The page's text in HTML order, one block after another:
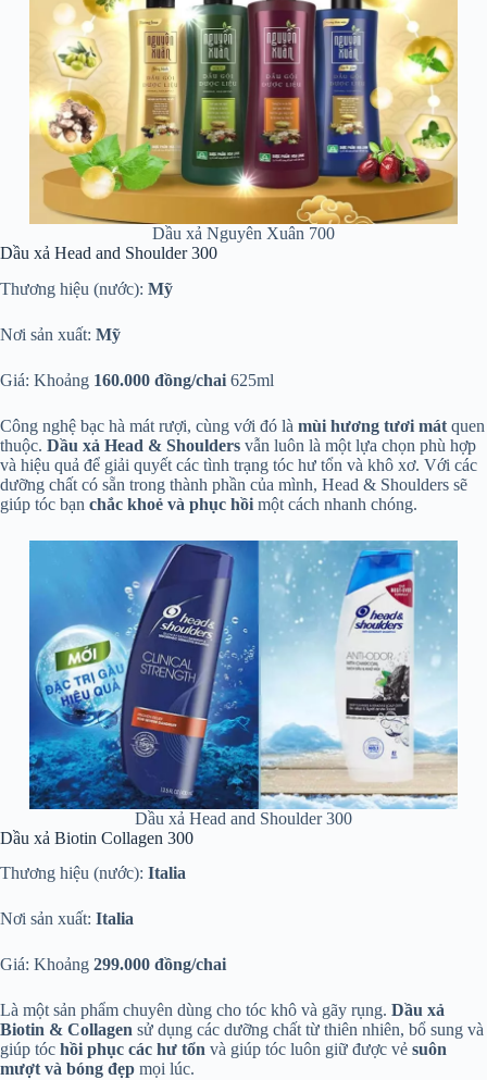
Dầu xả Nguyên Xuân 700
Dầu xả Head and Shoulder 300
Thương hiệu (nước): Mỹ
Nơi sản xuất: Mỹ
Giá: Khoảng 160.000 đồng/chai 625ml
Công nghệ bạc hà mát rượi, cùng với đó là mùi hương tươi mát quen
thuộc. Dầu xả Head & Shoulders vẫn luôn là một lựa chọn phù hợp
và hiệu quả để giải quyết các tình trạng tóc hư tổn và khô xơ. Với các
dưỡng chất có sẵn trong thành phần của mình, Head & Shoulders sẽ
giúp tóc bạn chắc khoẻ và phục hồi một cách nhanh chóng.
Dầu xả Head and Shoulder 300
Dầu xả Biotin Collagen 300
Thương hiệu (nước): Italia
Nơi sản xuất: Italia
Giá: Khoảng 299.000 đồng/chai
Là một sản phẩm chuyên dùng cho tóc khô và gãy rụng. Dầu xả
Biotin & Collagen sử dụng các dưỡng chất từ thiên nhiên, bổ sung và
giúp tóc hồi phục các hư tổn và giúp tóc luôn giữ được vẻ suôn
mượt và bóng đẹp mọi lúc.